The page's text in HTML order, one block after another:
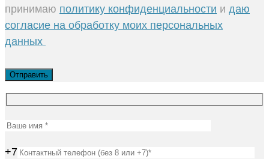
принимаю политику конфиденциальности и даю
согласие на обработку моих персональных
данных
+7